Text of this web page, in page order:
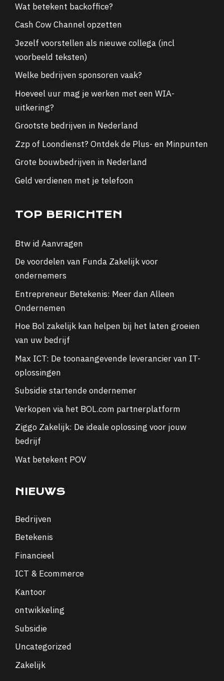
Wat betekent backoffice?
Cash Cow Channel opzetten
Jezelf voorstellen als nieuwe collega (incl
voorbeeld teksten)
Welke bedrijven sponsoren vaak?
Hoeveel uur mag je werken met een WIA-
uitkering?
Grootste bedrijven in Nederland
Zzp of Loondienst? Ontdek de Plus- en Minpunten
Grote bouwbedrijven in Nederland
Geld verdienen met je telefoon
TOP BERICHTEN
Btw id Aanvragen
De voordelen van Funda Zakelijk voor
ondernemers
Entrepreneur Betekenis: Meer dan Alleen
Ondernemen
Hoe Bol zakelijk kan helpen bij het laten groeien
van uw bedrijf
Max ICT: De toonaangevende leverancier van IT-
oplossingen
Subsidie startende ondernemer
Verkopen via het BOL.com partnerplatform
Ziggo Zakelijk: De ideale oplossing voor jouw
bedrijf
Wat betekent POV
NIEUWS
Bedrijven
Betekenis
Financieel
ICT & Ecommerce
Kantoor
ontwikkeling
Subsidie
Uncategorized
Zakelijk